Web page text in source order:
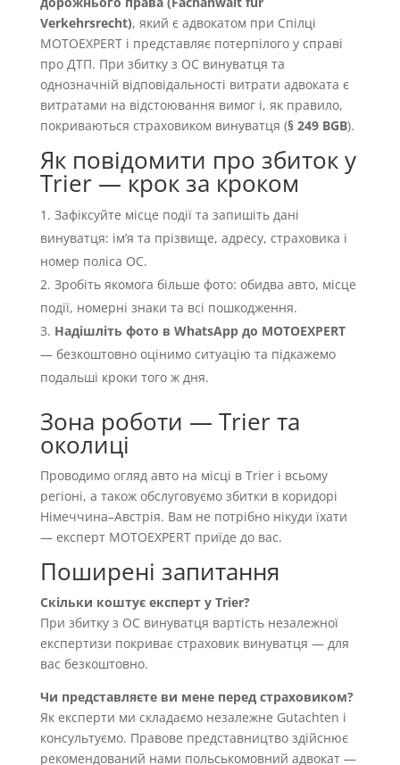
Verkehrsrecht), який є адвокатом при Спілці
MOTOEXPERT і представляє потерпілого у справі
про ДТП. При збитку з OC винуватця та
однозначній відповідальності витрати адвоката є
витратами на відстоювання вимог і, як правило,
покриваються страховиком винуватця (§ 249 BGB).
Як повідомити про збиток у
Trier — крок за кроком
Зафіксуйте місце події та запишіть дані
винуватця: імʼя та прізвище, адресу, страховика і
номер поліса OC.
Зробіть якомога більше фото: обидва авто, місце
події, номерні знаки та всі пошкодження.
Надішліть фото в WhatsApp до MOTOEXPERT
— безкоштовно оцінимо ситуацію та підкажемо
подальші кроки того ж дня.
Зона роботи — Trier та
околиці
Проводимо огляд авто на місці в Trier і всьому
регіоні, а також обслуговуємо збитки в коридорі
Німеччина–Австрія. Вам не потрібно нікуди їхати
— експерт MOTOEXPERT приїде до вас.
Поширені запитання
Скільки коштує експерт у Trier?
При збитку з OC винуватця вартість незалежної
експертизи покриває страховик винуватця — для
вас безкоштовно.
Чи представляєте ви мене перед страховиком?
Як експерти ми складаємо незалежне Gutachten і
консультуємо. Правове представництво здійснює
рекомендований нами польськомовний адвокат —